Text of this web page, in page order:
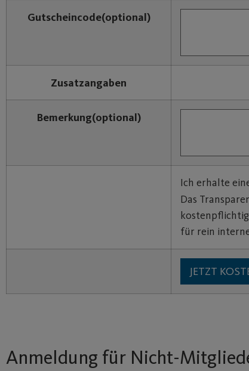
Gutscheincode(optional)
Zusatzangaben
Bemerkung(optional)
Ich erhalte
Das
für rein
Anmeldung für Nicht-